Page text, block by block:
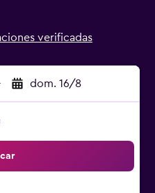
verificadas
dom. 16/8